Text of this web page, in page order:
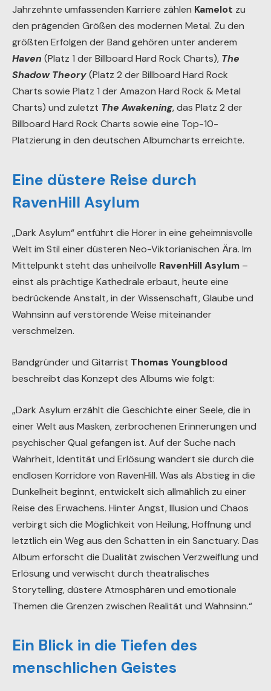
Jahrzehnte umfassenden Karriere zählen Kamelot zu
den prägenden Größen des modernen Metal. Zu den
größten Erfolgen der Band gehören unter anderem
Haven (Platz 1 der Billboard Hard Rock Charts), The
Shadow Theory(Platz 2 der Billboard Hard Rock
Charts sowie Platz 1 der Amazon Hard Rock & Metal
Charts) und zuletzt The Awakening, das Platz 2 der
Billboard Hard Rock Charts sowie eine Top-10-
Platzierung in den deutschen Albumcharts erreichte.
Eine düstere Reise durch
RavenHill Asylum
„Dark Asylum“ entführt die Hörer in eine geheimnisvolle
Welt im Stil einer düsteren Neo-Viktorianischen Ära. Im
Mittelpunkt steht das unheilvolle RavenHill Asylum –
einst als prächtige Kathedrale erbaut, heute eine
bedrückende Anstalt, in der Wissenschaft, Glaube und
Wahnsinn auf verstörende Weise miteinander
verschmelzen.
Bandgründer und Gitarrist Thomas Youngblood
beschreibt das Konzept des Albums wie folgt:
„Dark Asylum erzählt die Geschichte einer Seele, die in
einer Welt aus Masken, zerbrochenen Erinnerungen und
psychischer Qual gefangen ist. Auf der Suche nach
Wahrheit, Identität und Erlösung wandert sie durch die
endlosen Korridore von RavenHill. Was als Abstieg in die
Dunkelheit beginnt, entwickelt sich allmählich zu einer
Reise des Erwachens. Hinter Angst, Illusion und Chaos
verbirgt sich die Möglichkeit von Heilung, Hoffnung und
letztlich ein Weg aus den Schatten in ein Sanctuary. Das
Album erforscht die Dualität zwischen Verzweiflung und
Erlösung und verwischt durch theatralisches
Storytelling, düstere Atmosphären und emotionale
Themen die Grenzen zwischen Realität und Wahnsinn.“
Ein Blick in die Tiefen des
menschlichen Geistes